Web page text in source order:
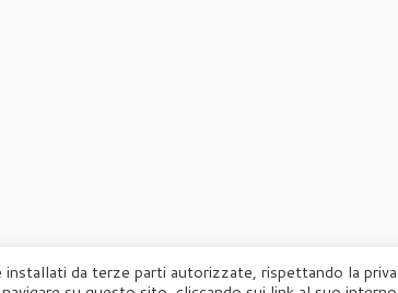
da terze parti autorizzate, rispettando la